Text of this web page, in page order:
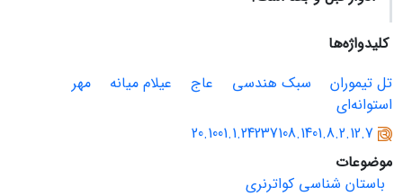
کلیدواژه‌ها
تل تیموران
سبک هندسی عاج عیلام میانه
مهر
استوانه‌ای
20.1001.1.24237108.1401.8.2.12.7
موضوعات
باستان شناسی کواترنری